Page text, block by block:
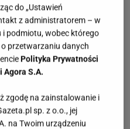
do „Ustawień
z administratorem – w
i podmiotu, wobec którego
przetwarzaniu danych
Polityka Prywatności
Agora S.A.
zgodę na zainstalowanie i
sp. z o.o., jej
na Twoim urządzeniu